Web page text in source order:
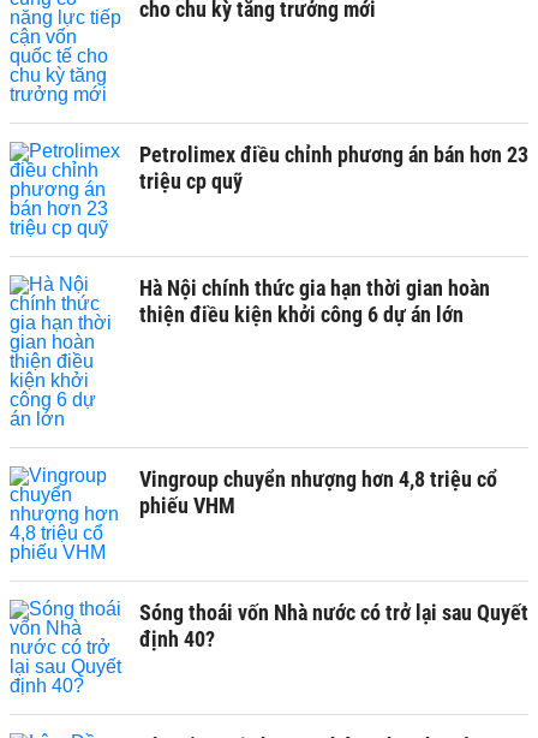
cho chu kỳ tăng trưởng mới
Petrolimex điều chỉnh phương án bán hơn 23
triệu cp quỹ
Hà Nội chính thức gia hạn thời gian hoàn
thiện điều kiện khởi công 6 dự án lớn
Vingroup chuyển nhượng hơn 4,8 triệu cổ
phiếu VHM
Sóng thoái vốn Nhà nước có trở lại sau Quyết
định 40?